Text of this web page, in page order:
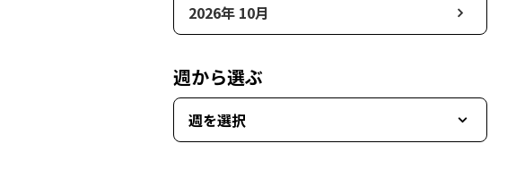
2026年 10月
週から選ぶ
週を選択